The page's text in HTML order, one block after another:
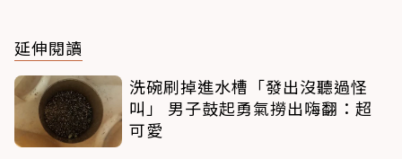
延伸閱讀
洗碗刷掉進水槽「發出沒聽過怪
叫」 男子鼓起勇氣撈出嗨翻：超
可愛